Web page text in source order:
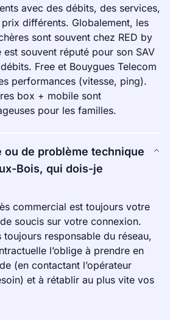
avec des débits, des services,
différents. Globalement, les
sont souvent chez RED by
est souvent réputé pour son SAV
Free et Bouygues Telecom
performances (vitesse, ping).
box + mobile sont
pour les familles.
ou de problème technique
Bois, qui dois-je
commercial est toujours votre
soucis sur votre connexion.
toujours responsable du réseau,
l’oblige à prendre en
(en contactant l’opérateur
et à rétablir au plus vite vos